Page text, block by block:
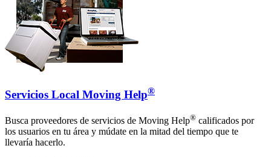
Servicios Local Moving Help®
Busca proveedores de servicios de Moving Help® calificados por
los usuarios en tu área y múdate en la mitad del tiempo que te
llevaría hacerlo.